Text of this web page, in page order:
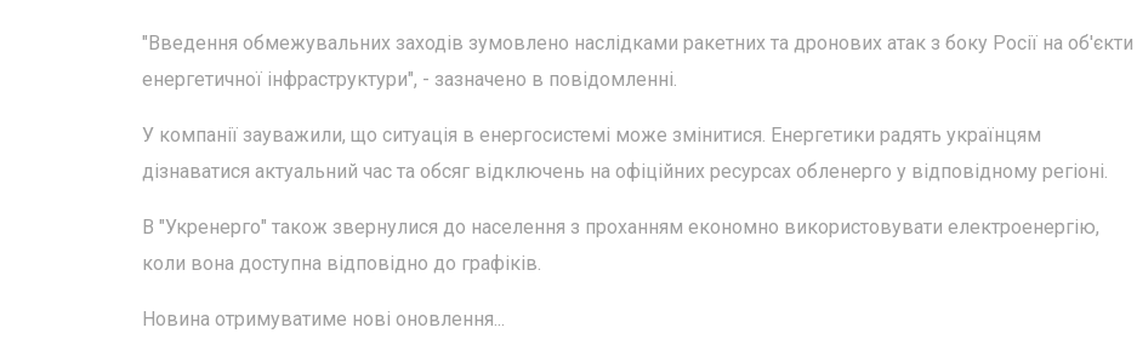
"Введення обмежувальних заходів зумовлено наслідками ракетних та дронових атак з боку Росії на об'єкти
енергетичної інфраструктури", - зазначено в повідомленні.
У компанії зауважили, що ситуація в енергосистемі може змінитися. Енергетики радять українцям
дізнаватися актуальний час та обсяг відключень на офіційних ресурсах обленерго у відповідному регіоні.
В "Укренерго" також звернулися до населення з проханням економно використовувати електроенергію,
коли вона доступна відповідно до графіків.
Новина отримуватиме нові оновлення...